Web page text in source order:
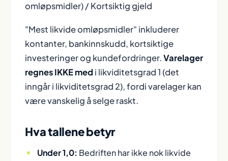
omløpsmidler) / Kortsiktig gjeld
"Mest likvide omløpsmidler" inkluderer
kontanter, bankinnskudd, kortsiktige
investeringer og kundefordringer.Varelager
regnes IKKE med i likviditetsgrad 1 (det
inngår i likviditetsgrad 2), fordi varelager kan
være vanskelig å selge raskt.
Hva tallene betyr
Under 1,0: Bedriften har ikke nok likvide